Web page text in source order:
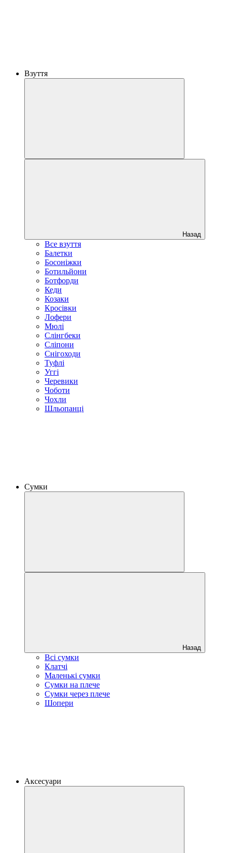
Взуття
Назад
Все взуття
Балетки
Босоніжки
Ботильйони
Ботфорди
Кеди
Козаки
Кросівки
Лофери
Мюлі
Слінгбеки
Сліпони
Снігоходи
Туфлі
Уггі
Черевики
Чоботи
Чохли
Шльопанці
Сумки
Назад
Всі сумки
Клатчі
Маленькі сумки
Сумки на плече
Сумки через плече
Шопери
Аксесуари